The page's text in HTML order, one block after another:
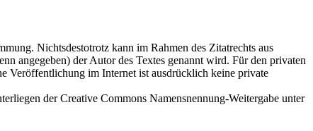
Nichtsdestotrotz kann im Rahmen des Zitatrechts aus
angegeben) der Autor des Textes genannt wird. Für den privaten
Veröffentlichung im Internet ist ausdrücklich keine private
der Creative Commons Namensnennung-Weitergabe unter